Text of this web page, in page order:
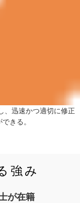
、迅速かつ適切に修正
きる。
強み
が在籍